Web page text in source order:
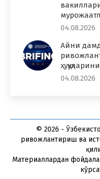
04.08.2026
Айни
04.08.2026
© 2026 -
ривожлантириш ва
Материаллардан